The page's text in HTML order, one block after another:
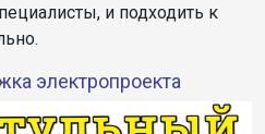
и подходить к
электропроекта